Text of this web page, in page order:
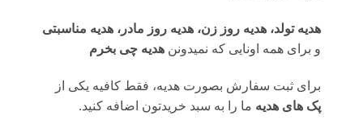
هدیه تولد، هدیه روز زن، هدیه روز مادر، هدیه مناسبتی
و برای همه اونایی که نمیدونن هدیه چی بخرم
برای ثبت سفارش بصورت هدیه، فقط کافیه یکی از
پک های هدیه ما را به سبد خریدتون اضافه کنید.